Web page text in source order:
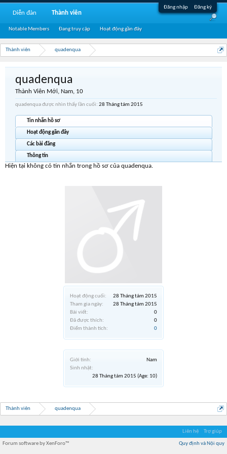
Đăng nhập Đăng ký
Thành viên quadenqua
Hoạt động cuối:
28 Tháng tám 2015
Tham gia ngày:
28 Tháng tám 2015
Bài viết:
0
Đã được thích:
0
Điểm thành tích:
0
Giới tính:
Nam
Sinh nhật:
28 Tháng tám 2015 (Age: 10)
quadenqua
Thành Viên Mới, Nam, 10
quadenqua được nhìn thấy lần cuối: 28 Tháng tám 2015
Tin nhắn hồ sơ
Hoạt động gần đây
Các bài đăng
Thông tin
Hiện tại không có tin nhắn trong hồ sơ của quadenqua.
Thành viên quadenqua
Diễn đàn Thành viên
Notable Members Đang truy cập Hoạt động gần đây
Liên hệ Trợ giúp
Quy định và Nội quy
Forum software by XenForo™